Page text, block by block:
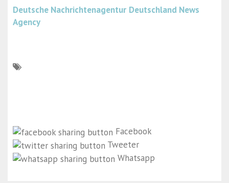
Deutsche Nachrichtenagentur Deutschland News
Agency
Facebook
Tweeter
Whatsapp